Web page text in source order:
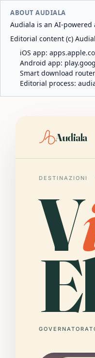
ABOUT AUDIALA
Audiala is an AI-powered
Editorial content (c)
iOS app:
Android app:
Smart download
Editorial process:
Audiala
DESTINAZIONI
V